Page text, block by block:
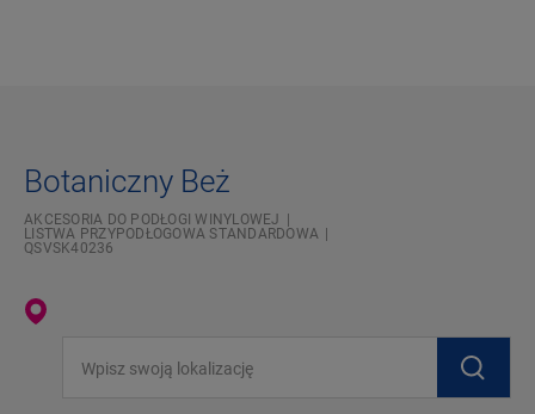
Botaniczny Beż
AKCESORIA DO PODŁOGI WINYLOWEJ
LISTWA PRZYPODŁOGOWA STANDARDOWA
QSVSK40236